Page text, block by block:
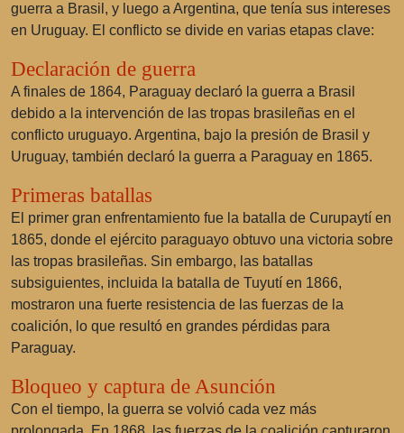
guerra a Brasil, y luego a Argentina, que tenía sus intereses
en Uruguay. El conflicto se divide en varias etapas clave:
Declaración de guerra
A finales de 1864, Paraguay declaró la guerra a Brasil
debido a la intervención de las tropas brasileñas en el
conflicto uruguayo. Argentina, bajo la presión de Brasil y
Uruguay, también declaró la guerra a Paraguay en 1865.
Primeras batallas
El primer gran enfrentamiento fue la batalla de Curupaytí en
1865, donde el ejército paraguayo obtuvo una victoria sobre
las tropas brasileñas. Sin embargo, las batallas
subsiguientes, incluida la batalla de Tuyutí en 1866,
mostraron una fuerte resistencia de las fuerzas de la
coalición, lo que resultó en grandes pérdidas para
Paraguay.
Bloqueo y captura de Asunción
Con el tiempo, la guerra se volvió cada vez más